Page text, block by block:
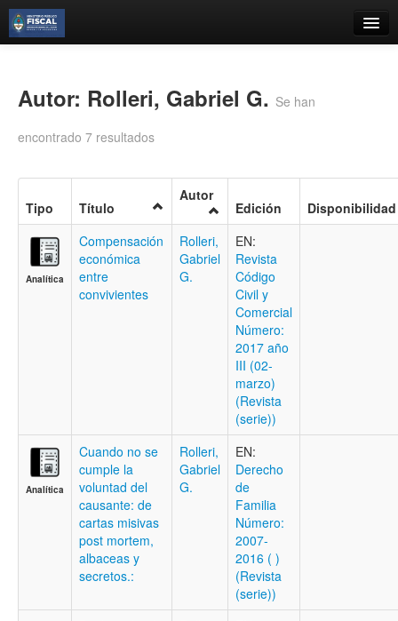
Búsqueda Avanzada
Contacto
Iniciar sesión
Autor: Rolleri, Gabriel G. Se han
encontrado 7 resultados
Tipo Título
Autor
Edición Disponibilidad
Analítica
Compensación
económica
entre
convivientes
Rolleri,
Gabriel
G.
EN:
Revista
Código
Civil y
Comercial
Número:
2017 año
III (02-
marzo)
(Revista
(serie))
Analítica
Cuando no se
cumple la
voluntad del
causante: de
cartas misivas
post mortem,
albaceas y
secretos.:
Rolleri,
Gabriel
G.
EN:
Derecho
de
Familia
Número:
2007-
2016 ( )
(Revista
(serie))